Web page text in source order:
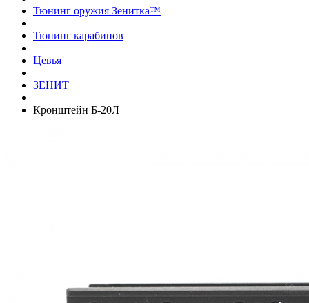
Тюнинг оружия Зенитка™
Тюнинг карабинов
Цевья
ЗЕНИТ
Кронштейн Б-20Л